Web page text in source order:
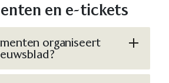
en e-tickets
organiseert